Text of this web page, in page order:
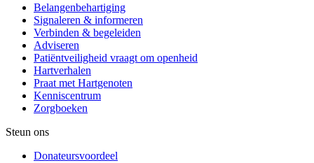
Belangenbehartiging
Signaleren & informeren
Verbinden & begeleiden
Adviseren
Patiëntveiligheid vraagt om openheid
Hartverhalen
Praat met Hartgenoten
Kenniscentrum
Zorgboeken
Steun ons
Donateursvoordeel